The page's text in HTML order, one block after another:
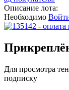
Описание лота:
Необходимо
Для просмотра
подписку